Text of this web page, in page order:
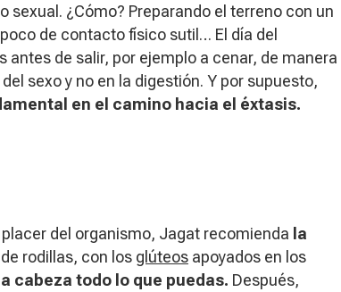
sexual. ¿Cómo? Preparando el terreno con un
de contacto físico sutil… El día del
de salir, por ejemplo a cenar, de manera
sexo y no en la digestión. Y por supuesto,
en el camino hacia el éxtasis.
del organismo, Jagat recomienda la
rodillas, con los glúteos apoyados en los
cabeza todo lo que puedas. Después,